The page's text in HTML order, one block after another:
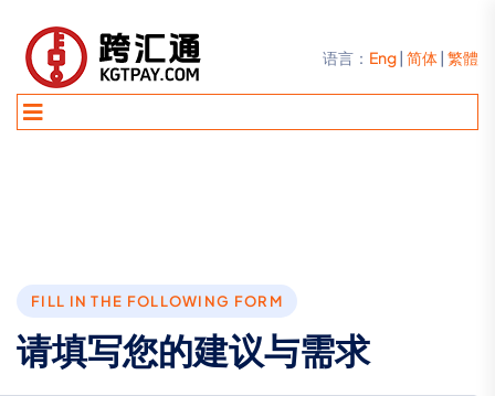
语言： Eng| 简体| 繁體
FILL IN THE FOLLOWING FORM
请填写您的建议与需求